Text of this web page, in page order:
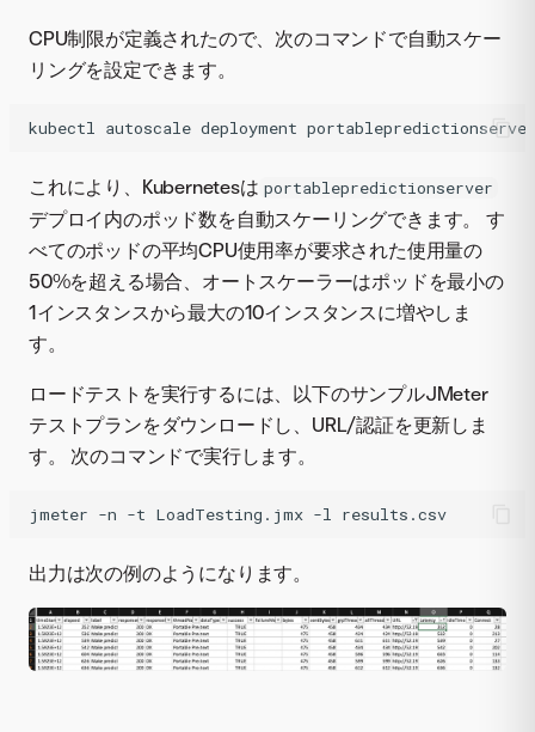
CPU制限が定義されたので、次のコマンドで自動スケー
リングを設定できます。
kubectl autoscale deployment portablepredictionserver
これにより、Kubernetesは portablepredictionserver
デプロイ内のポッド数を自動スケーリングできます。 す
べてのポッドの平均CPU使用率が要求された使用量の
50%を超える場合、オートスケーラーはポッドを最小の
1インスタンスから最大の10インスタンスに増やしま
す。
ロードテストを実行するには、以下のサンプルJMeter
テストプランをダウンロードし、URL/認証を更新しま
す。 次のコマンドで実行します。
jmeter -n -t LoadTesting.jmx -l results.csv
出力は次の例のようになります。